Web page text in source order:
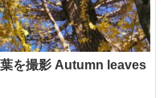
leaves